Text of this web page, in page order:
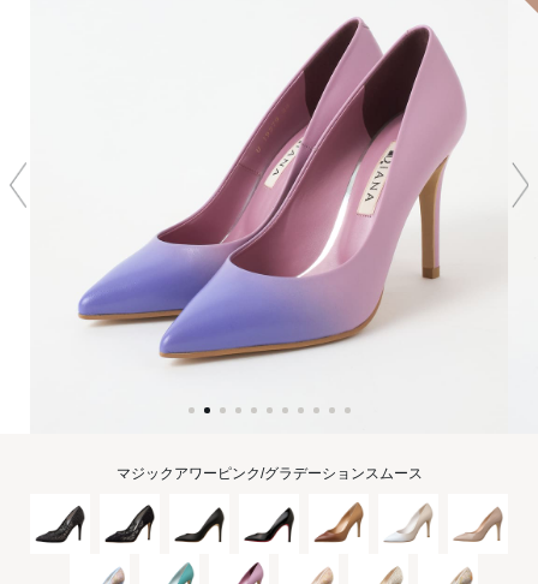
マジックアワーピンク/グラデーションスムース